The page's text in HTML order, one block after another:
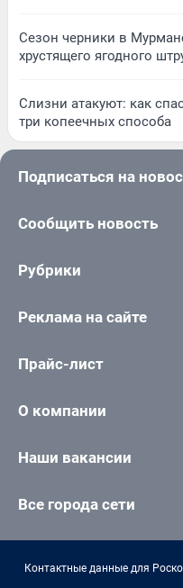
Сезон черники в
хрустящего ягодного
Слизни атакуют: как
три копеечных способа
Подписаться на
Сообщить новость
Рубрики
Реклама на сайте
Прайс-лист
О компании
Наши вакансии
Все города сети
Контактные данные для